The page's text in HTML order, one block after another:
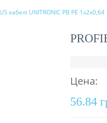
кабелі UNITRONIC PB PE 1x2x0,64
Цена:
56.84